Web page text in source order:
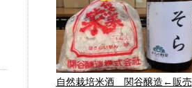
自然栽培米酒 関谷醸造←販売